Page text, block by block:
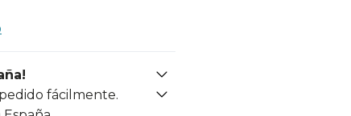
fácilmente.